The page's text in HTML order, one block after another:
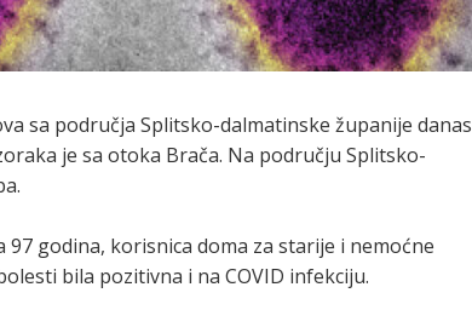
sa područja Splitsko-dalmatinske županije danas
je sa otoka Brača. Na području Splitsko-
godina, korisnica doma za starije i nemoćne
bila pozitivna i na COVID infekciju.